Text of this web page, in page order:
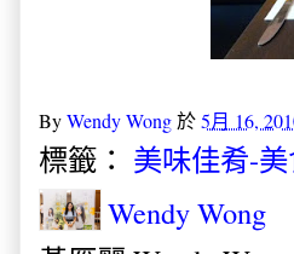
ByWendy Wong於5月 16,
標籤： 美味佳肴-
Wendy Wong